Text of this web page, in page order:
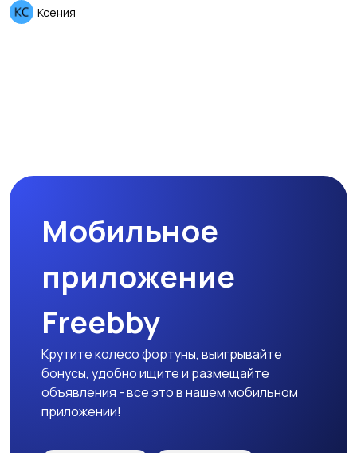
Ксения
Мобильное
приложение
Freebby
Крутите колесо фортуны, выигрывайте
бонусы, удобно ищите и размещайте
объявления - все это в нашем мобильном
приложении!